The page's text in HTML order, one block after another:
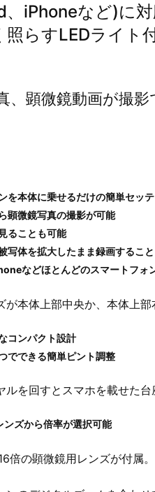
iPhoneなど)に
照らすLEDライト
、顕微鏡動画が撮
を本体に乗せるだけの簡単セッ
顕微鏡写真の撮影が可能
ることも可能
写体を拡大したまま録画するこ
などほとんどのスマートフォ
が本体上部中央か、本体上
コンパクト設計
でできる簡単ピント調整
ルを回すとスマホを載せた
ンズから倍率が選択可能
倍の顕微鏡用レンズが付属。